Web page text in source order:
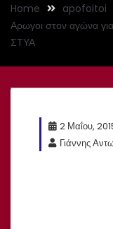
Home
apofoitoi
Αρωγοι στον αγώνα
ΣΤΥΑ
2 Μαΐου,
Γιάννης